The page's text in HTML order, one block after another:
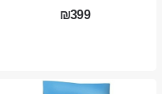
₪399